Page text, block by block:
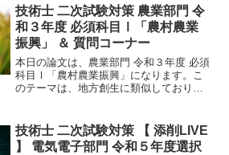
「これなら添削できるのでは？」という
ところを突いてきます。
技術士 二次試験対策 農業部門 令
和３年度 必須科目Ⅰ「農村農業
振興」 ＆ 質問コーナー
本日の論文は、農業部門 令和３年度 必須
科目Ⅰ「農村農業振興」になります。こ
のテーマは、地方創生に類似しており、
受験者においても、参考になる情報が多
くあります。
技術士 二次試験対策 【 添削LIVE
】 電気電子部門 令和５年度選択